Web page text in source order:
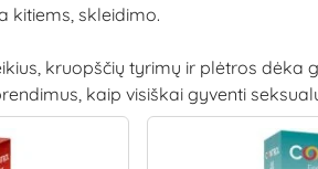
kitiems, skleidimo.
kruopščių tyrimų ir plėtros dėka
kaip visiškai gyventi